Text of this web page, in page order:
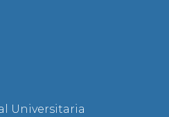
Universitaria